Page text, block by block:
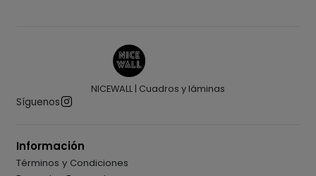
NICEWALL | Cuadros y láminas
Síguenos
Información
Términos y Condiciones